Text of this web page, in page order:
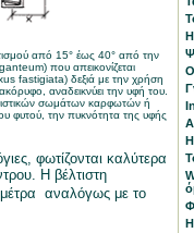
από 15° έως 40° από την
) που απεικονίζεται
fastigiata) δεξιά με την χρήση
αναδεικνύει την υφή του.
σωμάτων καρφωτών ή
φυτού, την πυκνότητα της υφής
φωτίζονται καλύτερα
Η βέλτιστη
 αναλόγως με το
Η
Η
Η